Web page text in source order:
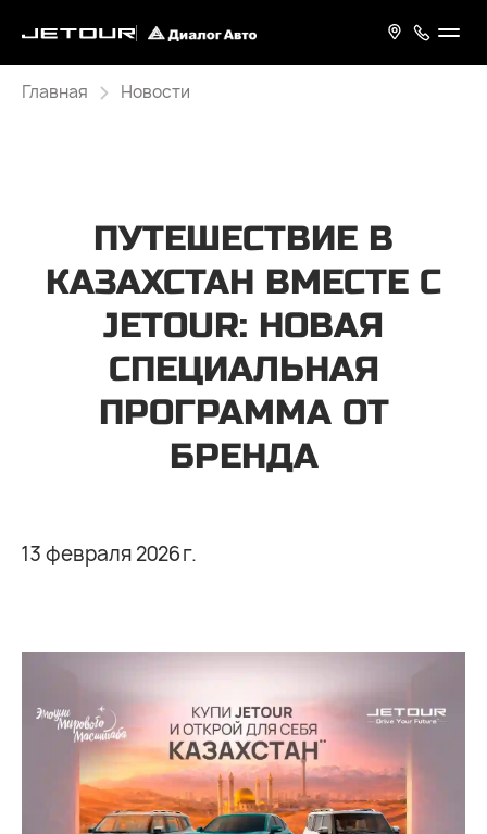
Главная Новости
ПУТЕШЕСТВИЕ В
КАЗАХСТАН ВМЕСТЕ С
JETOUR: НОВАЯ
СПЕЦИАЛЬНАЯ
ПРОГРАММА ОТ
БРЕНДА
13 февраля 2026 г.